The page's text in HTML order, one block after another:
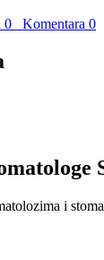
0 Komentara 0
i